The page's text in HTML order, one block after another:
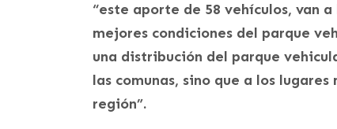
“este aporte de 58 vehículos, van
mejores condiciones del parque
una distribución del parque
las comunas, sino que a los
región”.